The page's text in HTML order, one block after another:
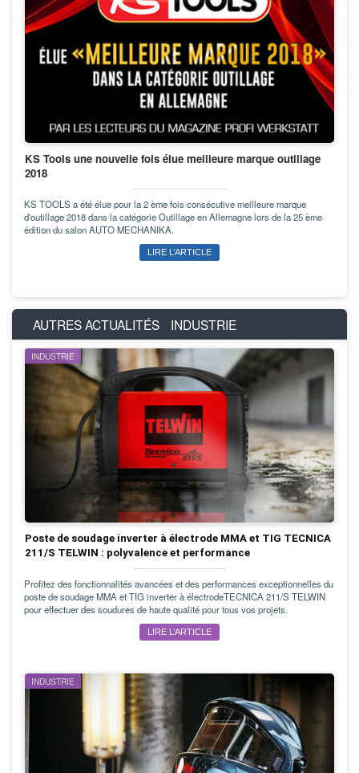
KS Tools une nouvelle fois élue meilleure marque outillage
2018
KS TOOLS a été élue pour la 2 ème fois consécutive meilleure marque
d'outillage 2018 dans la catégorie Outillage en Allemagne lors de la 25 ème
édition du salon AUTO MECHANIKA.
LIRE L’ARTICLE
AUTRES ACTUALITÉS INDUSTRIE
INDUSTRIE
Poste de soudage inverter à électrode MMA et TIG TECNICA
211/S TELWIN : polyvalence et performance
Profitez des fonctionnalités avancées et des performances exceptionnelles du
poste de soudage MMA et TIG inverter à électrodeTECNICA 211/S TELWIN
pour effectuer des soudures de haute qualité pour tous vos projets.
LIRE L’ARTICLE
INDUSTRIE